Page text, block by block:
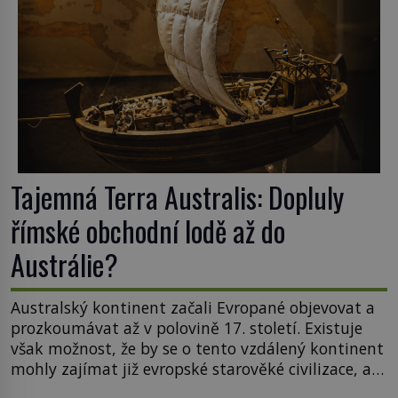
Tajemná Terra Australis: Dopluly
římské obchodní lodě až do
Austrálie?
Australský kontinent začali Evropané objevovat a
prozkoumávat až v polovině 17. století. Existuje
však možnost, že by se o tento vzdálený kontinent
mohly zajímat již evropské starověké civilizace, a